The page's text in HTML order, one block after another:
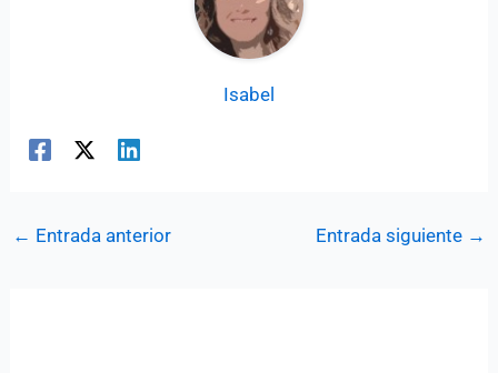
Isabel
← Entrada anterior Entrada siguiente →